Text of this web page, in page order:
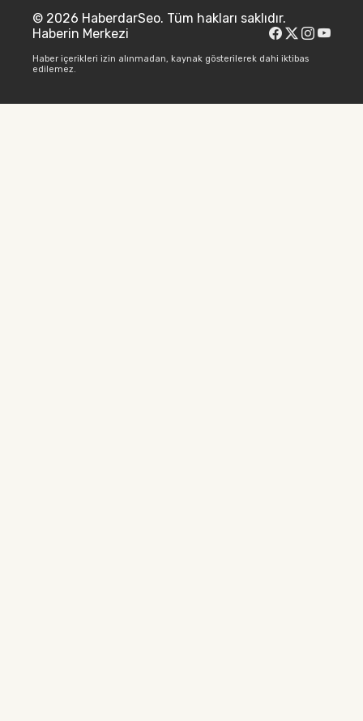
© 2026 HaberdarSeo. Tüm hakları saklıdır.
Haberin Merkezi
Haber içerikleri izin alınmadan, kaynak gösterilerek dahi iktibas
edilemez.